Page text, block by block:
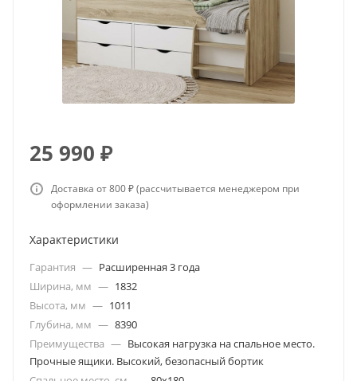
25 990 ₽
Доставка от 800 ₽ (рассчитывается менеджером при
оформлении заказа)
Характеристики
Гарантия — Расширенная 3 года
Ширина, мм — 1832
Высота, мм — 1011
Глубина, мм — 8390
Преимущества — Высокая нагрузка на спальное место.
Прочные ящики. Высокий, безопасный бортик